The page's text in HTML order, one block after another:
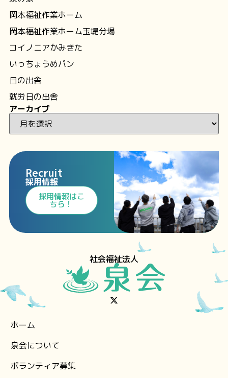
岡本福祉作業ホーム
岡本福祉作業ホーム玉堤分場
コイノニアかみきた
いっちょうめパン
日の出舎
就労日の出舎
アーカイブ
Recruit
採用情報
⁩採用情報⁩はこ
ちら！
社会福祉法人
ホーム
泉会について
ボランティア募集